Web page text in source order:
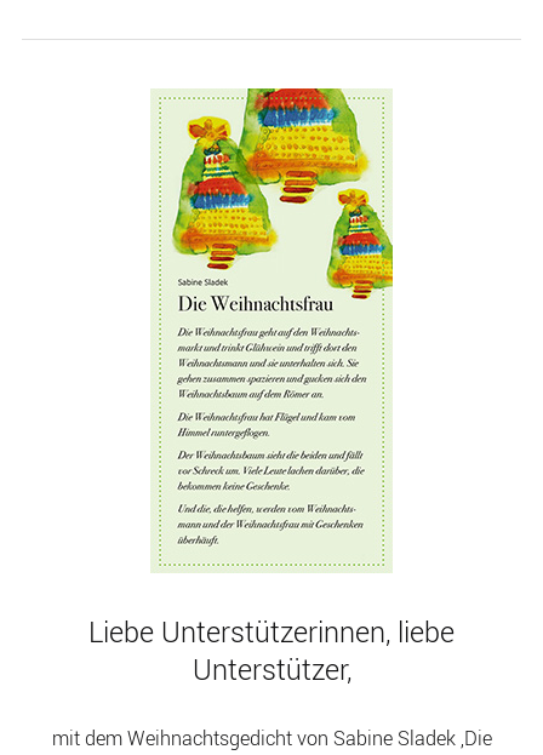
Liebe Unterstützerinnen, liebe
Unterstützer,
mit dem Weihnachtsgedicht von Sabine Sladek ‚Die